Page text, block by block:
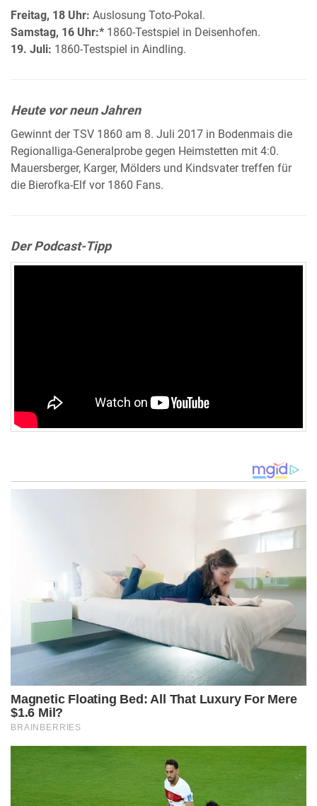
Freitag, 18 Uhr: Auslosung Toto-Pokal.
Samstag, 16 Uhr:* 1860-Testspiel in Deisenhofen.
19. Juli: 1860-Testspiel in Aindling.
Heute vor neun Jahren
Gewinnt der TSV 1860 am 8. Juli 2017 in Bodenmais die
Regionalliga-Generalprobe gegen Heimstetten mit 4:0.
Mauersberger, Karger, Mölders und Kindsvater treffen für
die Bierofka-Elf vor 1860 Fans.
Der Podcast-Tipp